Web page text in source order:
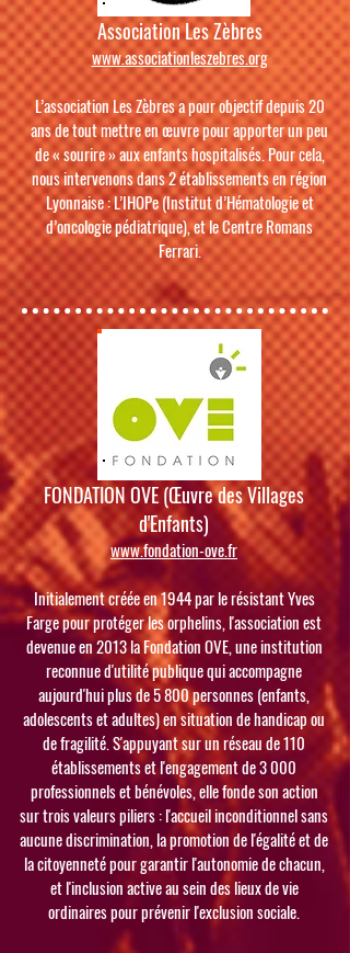
Association Les Zèbres
www.associationleszebres.org
​L’association Les Zèbres a pour objectif depuis 20
ans de tout mettre en œuvre pour apporter un peu
de « sourire » aux enfants hospitalisés. Pour cela,
nous intervenons dans 2 établissements en région
Lyonnaise : L’IHOPe (Institut d’Hématologie et
d’oncologie pédiatrique), et le Centre Romans
Ferrari.
FONDATION OVE (Œuvre des Villages
d'Enfants)
www.fondation-ove.fr
Initialement créée en 1944 par le résistant Yves
Farge pour protéger les orphelins, l'association est
devenue en 2013 la Fondation OVE, une institution
reconnue d'utilité publique qui accompagne
aujourd'hui plus de 5 800 personnes (enfants,
adolescents et adultes) en situation de handicap ou
de fragilité. S'appuyant sur un réseau de 110
établissements et l'engagement de 3 000
professionnels et bénévoles, elle fonde son action
sur trois valeurs piliers : l'accueil inconditionnel sans
aucune discrimination, la promotion de l'égalité et de
la citoyenneté pour garantir l'autonomie de chacun,
et l'inclusion active au sein des lieux de vie
ordinaires pour prévenir l'exclusion sociale.